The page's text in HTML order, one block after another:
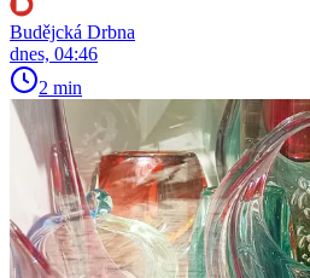
Budějcká Drbna
dnes, 04:46
2 min